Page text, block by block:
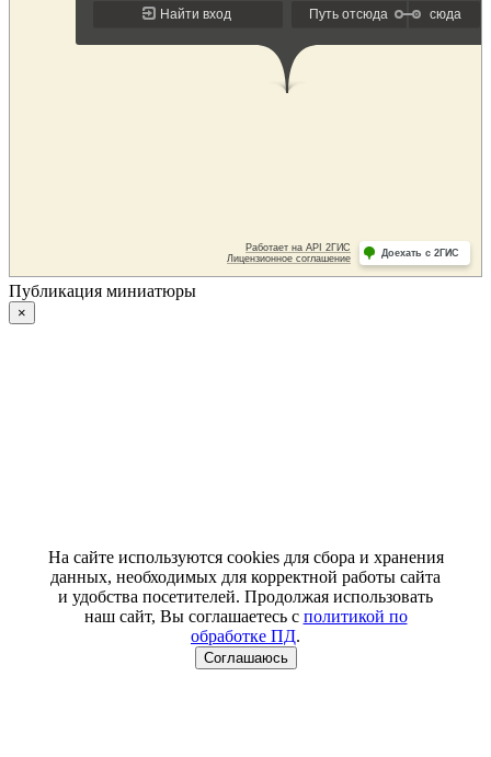
Публикация миниатюры
×
На сайте используются cookies для сбора и хранения
данных, необходимых для корректной работы сайта
и удобства посетителей. Продолжая использовать
наш сайт, Вы соглашаетесь с политикой по
обработке ПД.
Соглашаюсь